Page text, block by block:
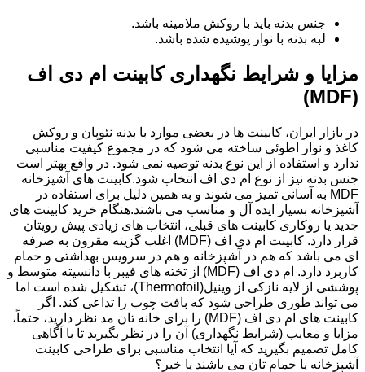
جنس بدنه باید با روکش ملامینه باشد.
لبه بدنه با نوار پوشیده شده باشد.
مزایا و شرایط نگهداری کابینت ام دی اف
(MDF)
در بازار ایران، کابینت ها در بعضی موارد با بدنه نئوپان و روکش
کاغذ و نوار اطوئی ساخته می شود که در مجموع کیفیت مناسبی
ندارد و استفاده از این نوع بدنه توصیه نمی شود. در واقع بهتر است
جنس بدنه نیز از نوع ام دی اف انتخاب شود.کابینت های آشپزخانه
MDF به آسانی تمیز می شوند و به همین دلیل برای استفاده در
آشپزخانه بسیار ایده آل و مناسب می باشند.هنگام خرید کابینت های
جدید یا روکاری کابینت های قبلی، انتخاب های زیادی پیش رویتان
قرار دارد. کابینت ام دی اف (MDF) اغلب گزینه مقرون به صرفه
ای می باشد که هم در آشپزخانه و هم در سرویس بهداشتی و حمام
کاربرد دارد. ام دی اف (MDF) از تخته های فیبر با دانسیته متوسط و
پوششی از لایه نازکی از وینیل(Thermofoil)، تشکیل شده است اما
می تواند طوری طراحی شود که بافت چوب را تداعی کند. اگر
کابینت های ام دی اف (MDF) را برای خانه تان مد نظر دارید، حتماً،
مزایا و معایب (شرایط نگهداری) آن را در نظر بگیرید تا با آگاهی
کامل تصمیم بگیرید که آیا انتخاب مناسبی برای طراحی کابینت
آشپزخانه یا حمام تان می باشند یا خیر؟